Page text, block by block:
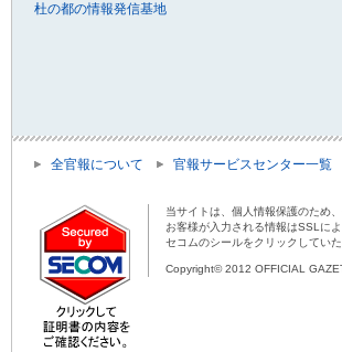
杜の都の情報発信基地
全官報について 官報サービスセンター一覧
当サイトは、個人情報保護のため
お客様が入力される情報はSSLに
セコムのシールをクリックしてい
Copyright© 2012 OFFICIAL